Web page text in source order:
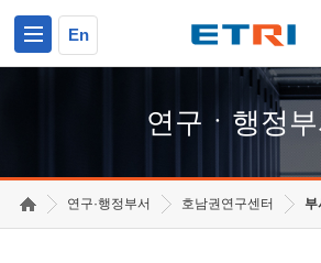
En
연구ㆍ행정부
연구·행정부서 호남권연구센터 부